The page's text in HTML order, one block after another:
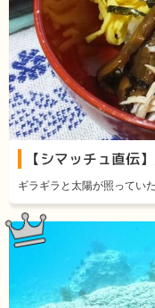
ギラギラと太陽が照ってい